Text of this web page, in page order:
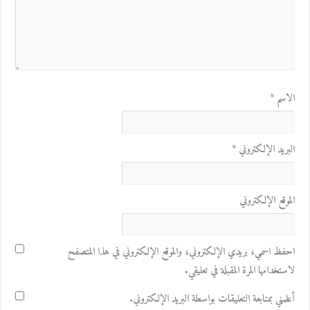
الاسم*
البريد الإلكتروني*
الموقع الإلكتروني
احفظ اسمي، بريدي الإلكتروني، والموقع الإلكتروني في هذا المتصفح
لاستخدامها المرة المقبلة في تعليقي.
أعلمني بمتابعة التعليقات بواسطة البريد الإلكتروني.